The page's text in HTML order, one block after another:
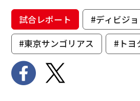
試合レポート
#ディビジ
#東京サンゴリアス
#トヨ